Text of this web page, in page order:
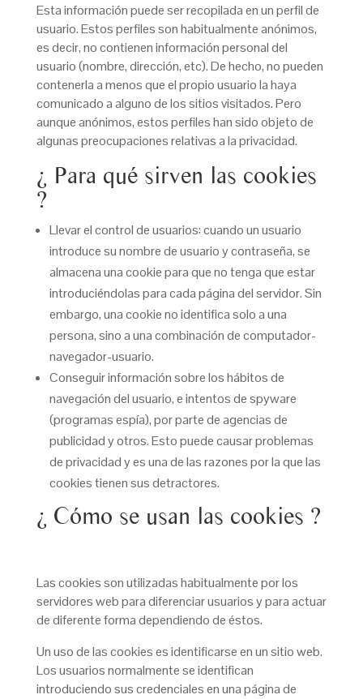
Esta información puede ser recopilada en un perfil de
usuario. Estos perfiles son habitualmente anónimos,
es decir, no contienen información personal del
usuario (nombre, dirección, etc). De hecho, no pueden
contenerla a menos que el propio usuario la haya
comunicado a alguno de los sitios visitados. Pero
aunque anónimos, estos perfiles han sido objeto de
algunas preocupaciones relativas a la privacidad.
¿ Para qué sirven las cookies
?
Llevar el control de usuarios: cuando un usuario
introduce su nombre de usuario y contraseña, se
almacena una cookie para que no tenga que estar
introduciéndolas para cada página del servidor. Sin
embargo, una cookie no identifica solo a una
persona, sino a una combinación de computador-
navegador-usuario.
Conseguir información sobre los hábitos de
navegación del usuario, e intentos de spyware
(programas espía), por parte de agencias de
publicidad y otros. Esto puede causar problemas
de privacidad y es una de las razones por la que las
cookies tienen sus detractores.
¿ Cómo se usan las cookies ?
Las cookies son utilizadas habitualmente por los
servidores web para diferenciar usuarios y para actuar
de diferente forma dependiendo de éstos.
Un uso de las cookies es identificarse en un sitio web.
Los usuarios normalmente se identifican
introduciendo sus credenciales en una página de